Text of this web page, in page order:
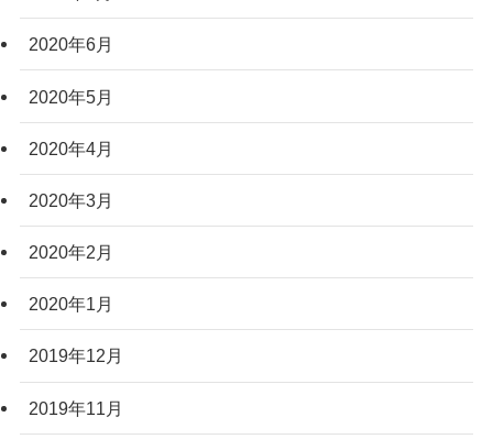
2020年6月
2020年5月
2020年4月
2020年3月
2020年2月
2020年1月
2019年12月
2019年11月